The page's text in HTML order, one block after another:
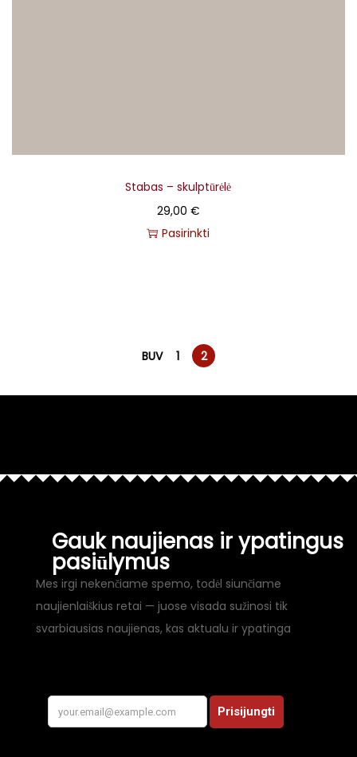
Stabas – skulptūrėlė
29,00 €
Pasirinkti
BUV 1 2
Gauk naujienas ir ypatingus
pasiūlymus
Mes irgi nekenčiame spemo, todėl siunčiame
naujienlaiškius retai — juose visada sužinosi tik
svarbiausias naujienas, kas aktualu ir ypatinga